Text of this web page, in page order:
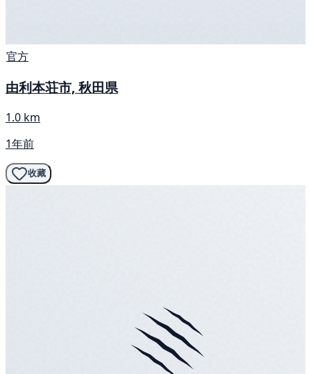
官方
由利本荘市, 秋田県
1.0 km
1年前
收藏